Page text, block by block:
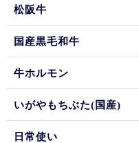
松阪牛
国産黒毛和牛
牛ホルモン
いがやもちぶた(国産)
日常使い